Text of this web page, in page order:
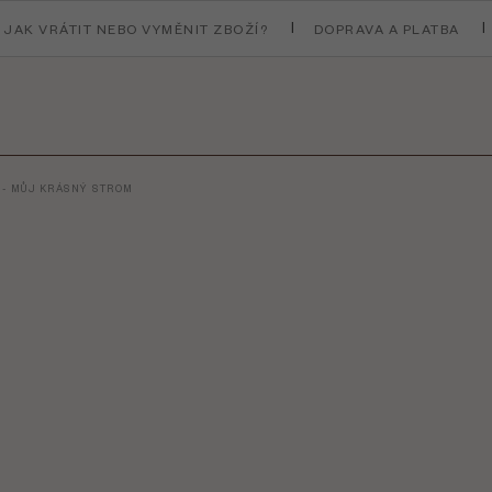
JAK VRÁTIT NEBO VYMĚNIT ZBOŽÍ? DOPRAVA A PLATBA
MŮJ KRÁSNÝ STROM